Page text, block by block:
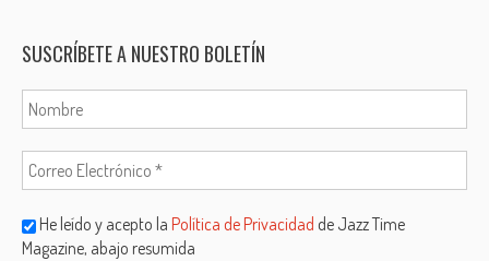
SUSCRÍBETE A NUESTRO BOLETÍN
He leído y acepto laPolítica de Privacidad de Jazz Time
Magazine, abajo resumida